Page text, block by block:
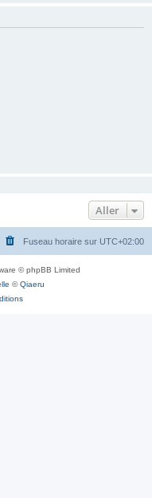
Aller
Fuseau horaire sur UTC+02:00
© phpBB Limited
©Qiaeru